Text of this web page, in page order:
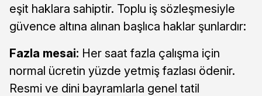
eşit haklara sahiptir. Toplu iş sözleşmesiyle
güvence altına alınan başlıca haklar şunlardır:
Fazla mesai: Her saat fazla çalışma için
normal ücretin yüzde yetmiş fazlası ödenir.
Resmi ve dini bayramlarla genel tatil